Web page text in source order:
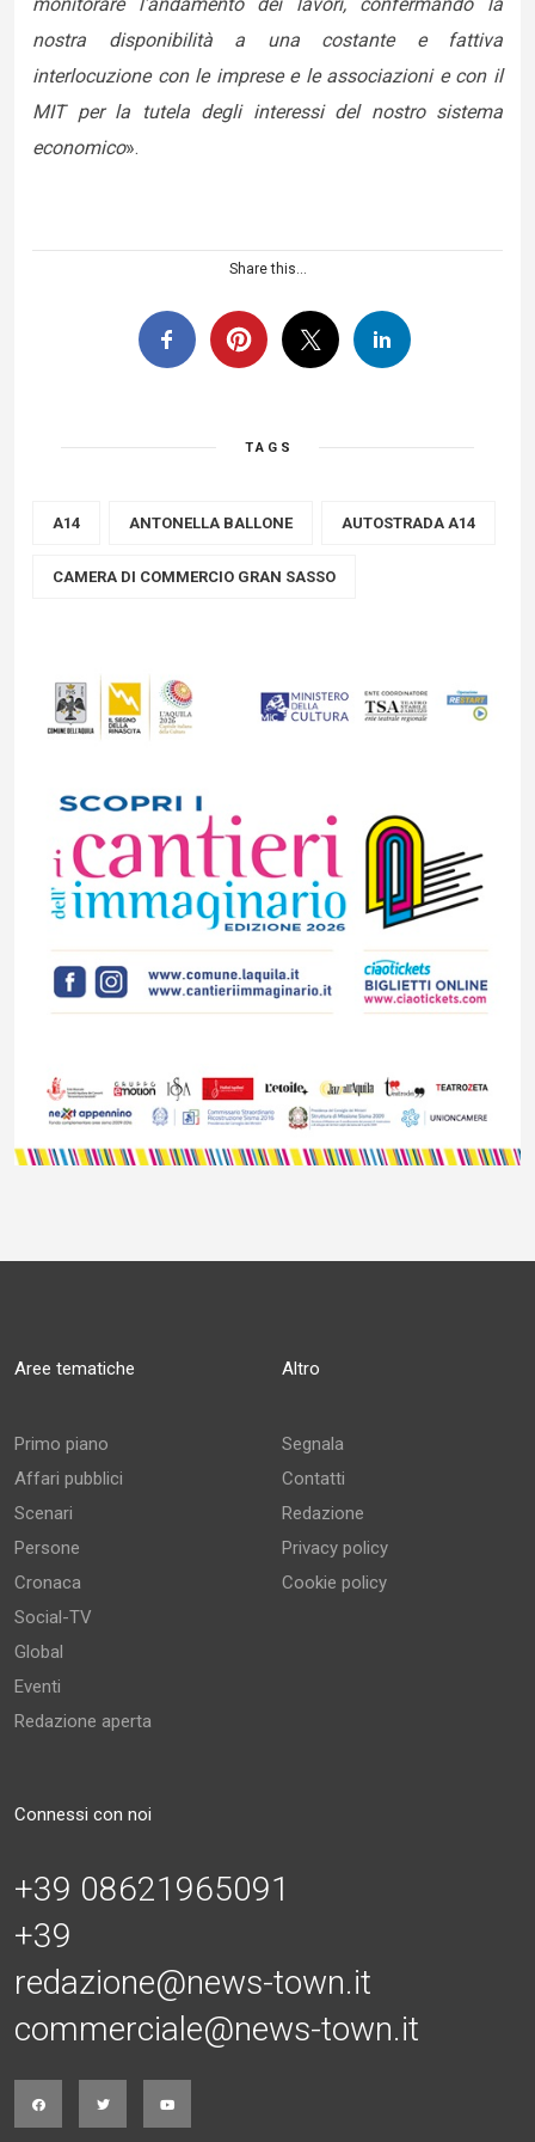
nostra disponibilità a una costante e fattiva
interlocuzione con le imprese e le associazioni e con il
MIT per la tutela degli interessi del nostro sistema
economico».
Share this...
TAGS
A14 ANTONELLA BALLONE AUTOSTRADA A14
CAMERA DI COMMERCIO GRAN SASSO
Aree tematiche
Primo piano
Affari pubblici
Scenari
Persone
Cronaca
Social-TV
Global
Eventi
Redazione aperta
Altro
Segnala
Contatti
Redazione
Privacy policy
Cookie policy
Connessi con noi
+39 08621965091
+39
redazione@news-town.it
commerciale@news-town.it